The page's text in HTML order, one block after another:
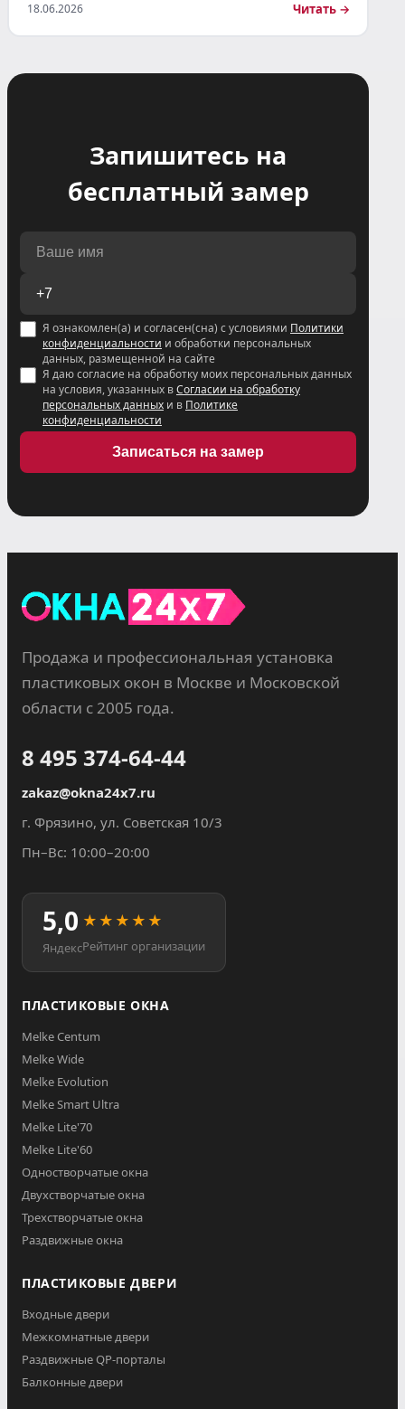
18.06.2026 Читать →
Запишитесь на
бесплатный замер
Я ознакомлен(а) и согласен(сна) с условиями Политики
конфиденциальности и обработки персональных
данных, размещенной на сайте
Я даю согласие на обработку моих персональных данных
на условия, указанных вСогласии на обработку
персональных данных и в Политике
конфиденциальности
Записаться на замер
Продажа и профессиональная установка
пластиковых окон в Москве и Московской
области с 2005 года.
8 495 374-64-44
zakaz@okna24x7.ru
г. Фрязино, ул. Советская 10/3
Пн–Вс: 10:00–20:00
5,0
Яндекс
★★★★★
Рейтинг организации
ПЛАСТИКОВЫЕ ОКНА
Melke Centum
Melke Wide
Melke Evolution
Melke Smart Ultra
Melke Lite'70
Melke Lite'60
Одностворчатые окна
Двухстворчатые окна
Трехстворчатые окна
Раздвижные окна
ПЛАСТИКОВЫЕ ДВЕРИ
Входные двери
Межкомнатные двери
Раздвижные QP-порталы
Балконные двери